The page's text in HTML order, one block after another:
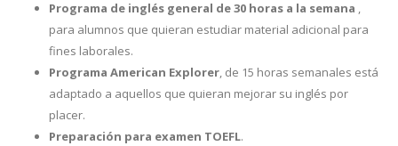
Programa de inglés general de 30 horas a la semana ,
para alumnos que quieran estudiar material adicional para
fines laborales.
Programa American Explorer, de 15 horas semanales está
adaptado a aquellos que quieran mejorar su inglés por
placer.
Preparación para examen TOEFL.